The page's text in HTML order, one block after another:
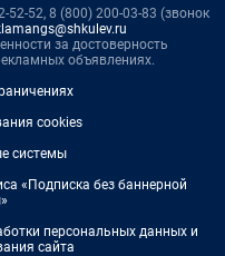
52, 8 (800) 200-03-83 (звонок
за достоверность
объявлениях.
cookies
системы
«Подписка без баннерной
персональных данных и
сайта